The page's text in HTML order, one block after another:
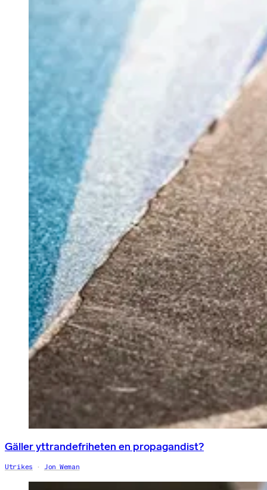
Gäller yttrandefriheten en propagandist?
Utrikes Jon Weman